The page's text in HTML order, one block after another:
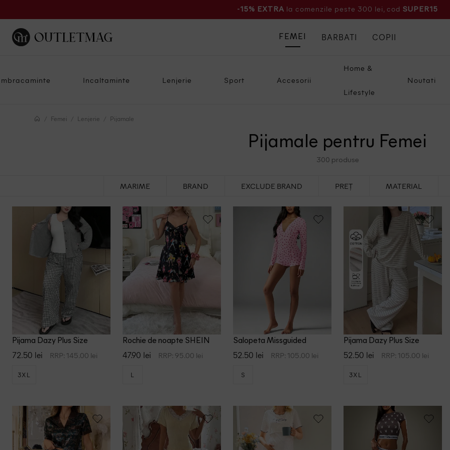
-15% EXTRA la comenzile peste 300 lei, cod SUPER15
Incaltaminte Lenjerie Sport Accesorii
Home &
Lifestyle
Noutati
FEMEI BARBATI COPII
Femei Lenjerie Pijamale
Pijamale pentru Femei
300 produse
MARIME
1 XL
2XL
32/34
34
36
36-38
3XL
40
BRAND
ASOS
Beldona
Bershka
Dazy Plus Size
Evelace
Loungeable Maternity
M&S Collection
EXCLUDE BRAND
Toate produsele Shein
Dazy
Dazy Plus Size
Loungeable
Loungeable Maternity
PREȚ
Intre 50 - 100 Lei
Intre 100 - 200 Lei
Peste 200 Lei
MATERIAL
Bumbac
Bumbac Organic
Elastan
Lyocel
Modal
Poliamida
Poliester
Pijama Dazy Plus Size
72.50 lei RRP: 145.00 lei
3XL
Rochie de noapte SHEIN
47.90 lei RRP: 95.00 lei
L
Salopeta Missguided
52.50 lei RRP: 105.00 lei
S
Pijama Dazy Plus Size
52.50 lei RRP: 105.00 lei
3XL